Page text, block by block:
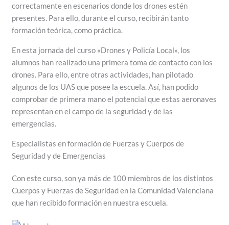
correctamente en escenarios donde los drones estén
presentes. Para ello, durante el curso, recibirán tanto
formación teórica, como práctica.
En esta jornada del curso «Drones y Policía Local», los
alumnos han realizado una primera toma de contacto con los
drones. Para ello, entre otras actividades, han pilotado
algunos de los UAS que posee la escuela. Así, han podido
comprobar de primera mano el potencial que estas aeronaves
representan en el campo de la seguridad y de las
emergencias.
Especialistas en formación de Fuerzas y Cuerpos de
Seguridad y de Emergencias
Con este curso, son ya más de 100 miembros de los distintos
Cuerpos y Fuerzas de Seguridad en la Comunidad Valenciana
que han recibido formación en nuestra escuela.